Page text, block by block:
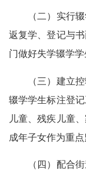
（二）实行辍
返复学、登记与
门做好失学辍学学
（三）建立控
辍学学生标注登
儿童、残疾儿童
成年子女作为重
（四）配合街